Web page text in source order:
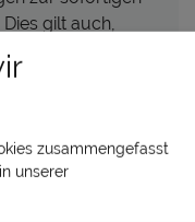
gilt auch,
Räume des
vereinbarten
ist der Gast
und zur
genommenen
noch nicht in
gemäß der
zusammengefasst
unserer